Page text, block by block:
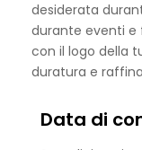
desiderata
durante eventi e
con il logo della
duratura e
Data di